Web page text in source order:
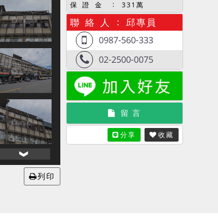
列印
保 證 金 331萬
聯 絡 人 邱專員
0987-560-333
02-2500-0075
留 言
分享 收藏